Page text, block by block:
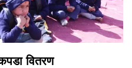
कपडा वितरण